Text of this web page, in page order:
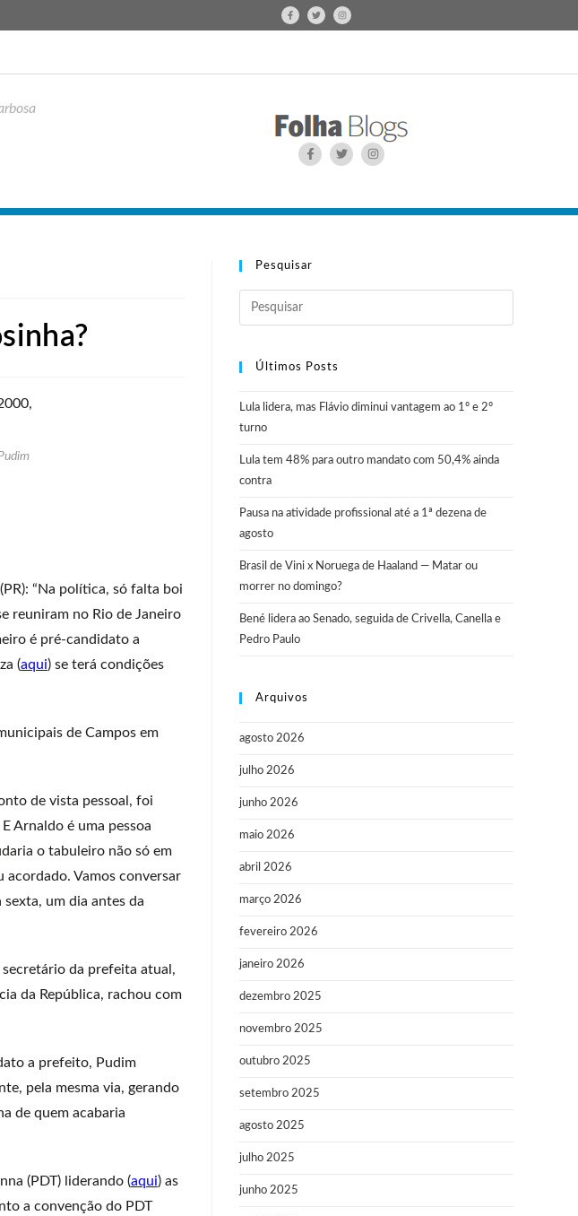
“Na política, só falta boi
reuniram no Rio de Janeiro
é pré-candidato a
(aqui) se terá condições
de Campos em
de vista pessoal, foi
Arnaldo é uma pessoa
o tabuleiro não só em
acordado. Vamos conversar
um dia antes da
da prefeita atual,
da República, rachou com
a prefeito, Pudim
pela mesma via, gerando
de quem acabaria
(PDT) liderando (aqui) as
a convenção do PDT
Pesquisar
Últimos Posts
Lula lidera, mas Flávio diminui vantagem ao 1º e 2º
turno
Lula tem 48% para outro mandato com 50,4% ainda
contra
Pausa na atividade profissional até a 1ª dezena de
agosto
Brasil de Vini x Noruega de Haaland — Matar ou
morrer no domingo?
Bené lidera ao Senado, seguida de Crivella, Canella e
Pedro Paulo
Arquivos
agosto 2026
julho 2026
junho 2026
maio 2026
abril 2026
março 2026
fevereiro 2026
janeiro 2026
dezembro 2025
novembro 2025
outubro 2025
setembro 2025
agosto 2025
julho 2025
junho 2025